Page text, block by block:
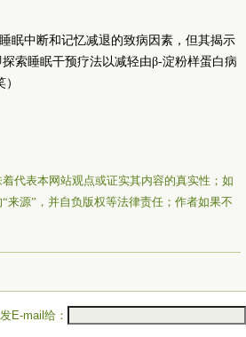
眠中断和记忆减退的致病因素，但其揭示
索睡眠干预疗法以减轻由β-淀粉样蛋白病
代表本网站观点或证实其内容的真实性；如
源”，并自负版权等法律责任；作者如果不
发E-mail给：